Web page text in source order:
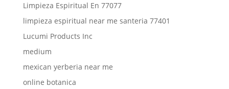
Limpieza Espiritual En 77077
limpieza espiritual near me santeria 77401
Lucumi Products Inc
medium
mexican yerberia near me
online botanica